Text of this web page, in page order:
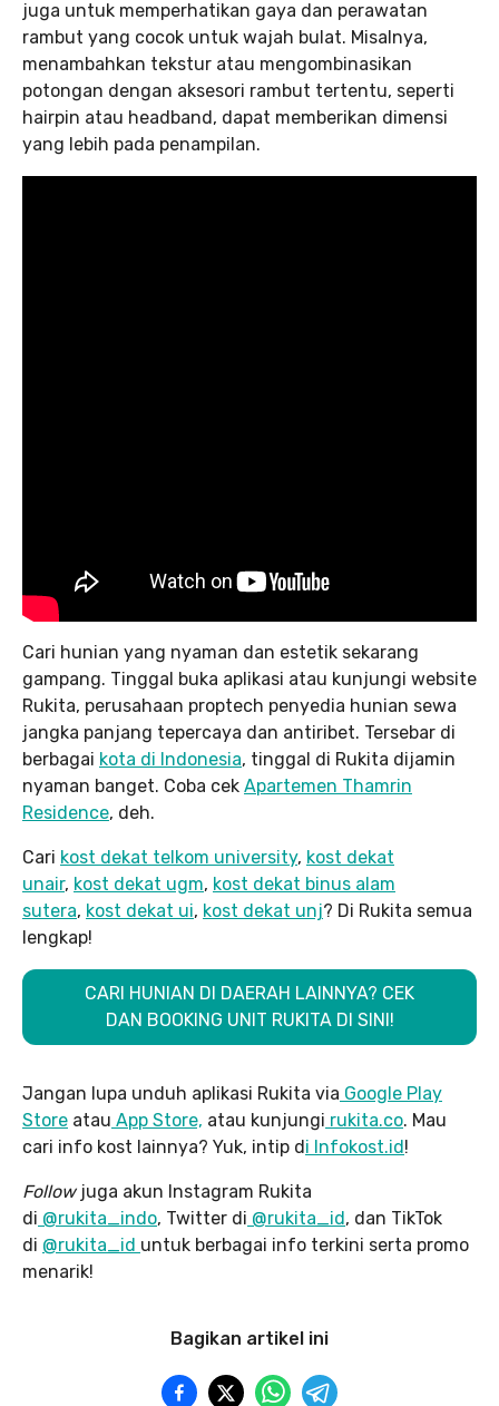
juga untuk memperhatikan gaya dan perawatan
rambut yang cocok untuk wajah bulat. Misalnya,
menambahkan tekstur atau mengombinasikan
potongan dengan aksesori rambut tertentu, seperti
hairpin atau headband, dapat memberikan dimensi
yang lebih pada penampilan.
Cari hunian yang nyaman dan estetik sekarang
gampang. Tinggal buka aplikasi atau kunjungi website
Rukita, perusahaan proptech penyedia hunian sewa
jangka panjang tepercaya dan antiribet. Tersebar di
berbagai kota di Indonesia, tinggal di Rukita dijamin
nyaman banget. Coba cek Apartemen Thamrin
Residence, deh.
Cari kost dekat telkom university, kost dekat
unair, kost dekat ugm, kost dekat binus alam
sutera, kost dekat ui, kost dekat unj? Di Rukita semua
lengkap!
CARI HUNIAN DI DAERAH LAINNYA? CEK
DAN BOOKING UNIT RUKITA DI SINI!
Jangan lupa unduh aplikasi Rukita via Google Play
Store atau App Store, atau kunjungi rukita.co. Mau
cari info kost lainnya? Yuk, intip di Infokost.id!
Follow juga akun Instagram Rukita
di @rukita_indo, Twitter di @rukita_id, dan TikTok
di @rukita_id untuk berbagai info terkini serta promo
menarik!
Bagikan artikel ini